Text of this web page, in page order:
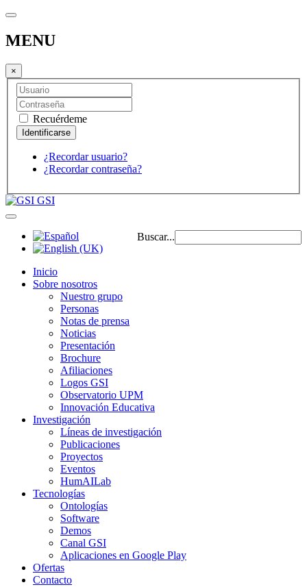
MENU
×
Recuérdeme
¿Recordar usuario?
¿Recordar contraseña?
GSI
Buscar...
Inicio
Sobre nosotros
Nuestro grupo
Personas
Notas de prensa
Noticias
Presentación
Brochure
Afiliaciones
Logos GSI
Observatorio UPM
Innovación Educativa
Investigación
Líneas de investigación
Publicaciones
Proyectos
Eventos
HumAILab
Tecnologías
Ontologías
Software
Demos
Canal GSI
Aplicaciones en Google Play
Ofertas
Contacto